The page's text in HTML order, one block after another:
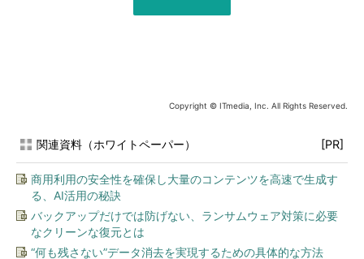
Copyright © ITmedia, Inc. All Rights Reserved.
関連資料（ホワイトペーパー） [PR]
商用利用の安全性を確保し大量のコンテンツを高速で生成す
る、AI活用の秘訣
バックアップだけでは防げない、ランサムウェア対策に必要
なクリーンな復元とは
“何も残さない”データ消去を実現するための具体的な方法